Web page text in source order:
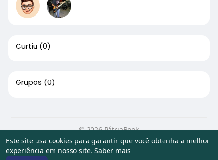
Este site usa cookies para garantir que você obtenha a melhor
experiência em nosso site. Saber mais
Curtiu (0)
Grupos (0)
© 2026 PátriaBook
Início
Sobre Contato Privacidade
Termos de Uso
Artigos